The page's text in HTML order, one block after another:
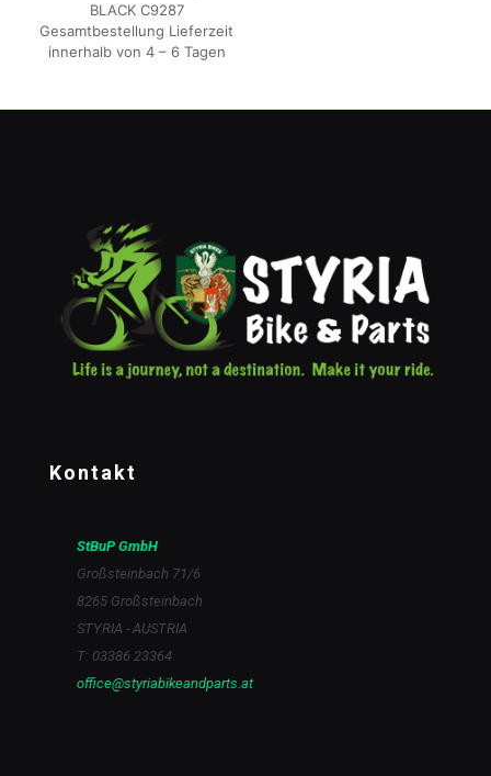
BLACK C9287
Gesamtbestellung Lieferzeit
innerhalb von 4 – 6 Tagen
Kontakt
StBuP GmbH
Großsteinbach 71/6
8265 Großsteinbach
STYRIA - AUSTRIA
T: 03386 23364
office@styriabikeandparts.at